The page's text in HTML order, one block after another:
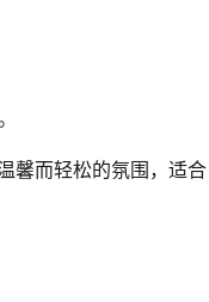
馨而轻松的氛围，适合